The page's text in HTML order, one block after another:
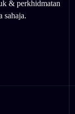
& perkhidmatan
sahaja.